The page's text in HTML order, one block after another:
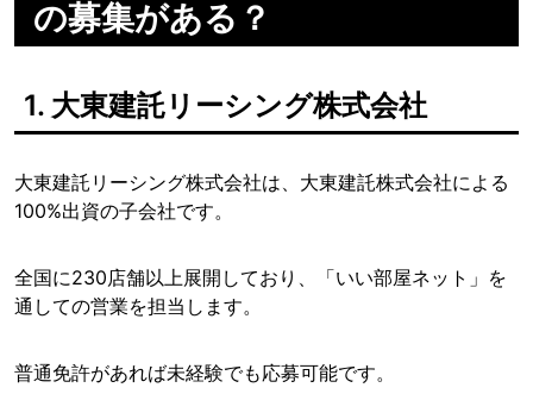
の募集がある？
1. 大東建託リーシング株式会社
大東建託リーシング株式会社は、大東建託株式会社による
100%出資の子会社です。
全国に230店舗以上展開しており、「いい部屋ネット」を
通しての営業を担当します。
普通免許があれば未経験でも応募可能です。